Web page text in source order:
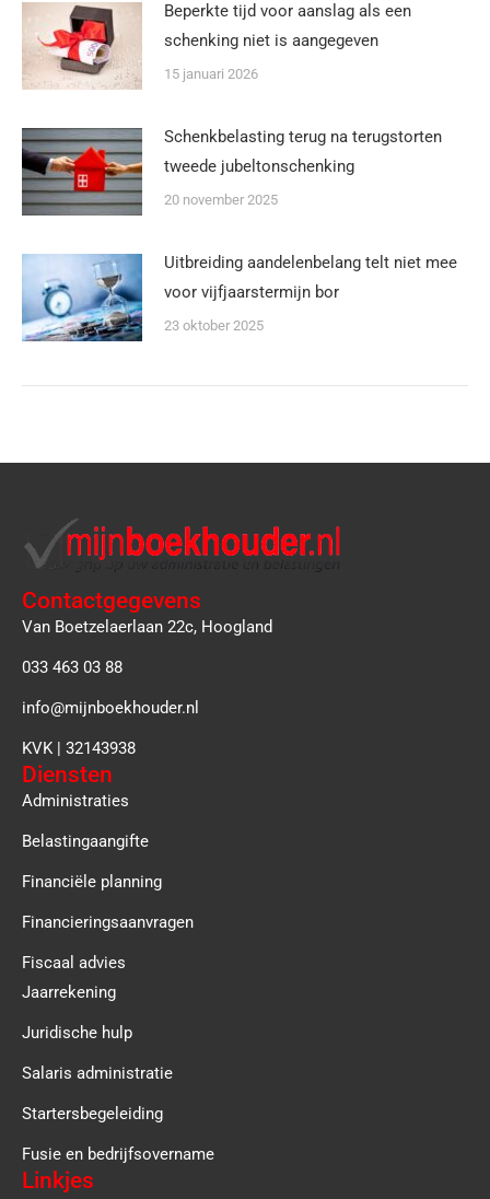
Beperkte tijd voor aanslag als een
schenking niet is aangegeven
15 januari 2026
Schenkbelasting terug na terugstorten
tweede jubeltonschenking
20 november 2025
Uitbreiding aandelenbelang telt niet mee
voor vijfjaarstermijn bor
23 oktober 2025
Contactgegevens
Van Boetzelaerlaan 22c, Hoogland
033 463 03 88
info@mijnboekhouder.nl
KVK | 32143938
Diensten
Administraties
Belastingaangifte
Financiële planning
Financieringsaanvragen
Fiscaal advies
Jaarrekening
Juridische hulp
Salaris administratie
Startersbegeleiding
Fusie en bedrijfsovername
Linkjes